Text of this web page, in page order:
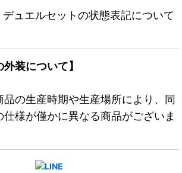
ュエルセットの状態表記について
外装について】
の生産時期や生産場所により、同
様が僅かに異なる商品がございま